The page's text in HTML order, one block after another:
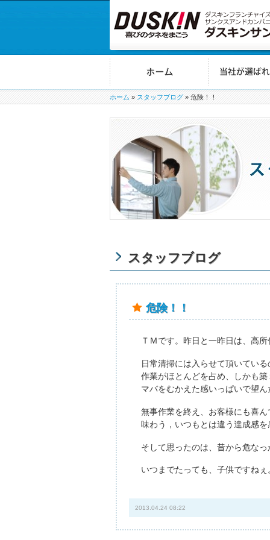
ホーム » スタッフブログ » 危険！！
スタッフブログ
危険！！
ＴＭです。昨日と一昨日は、高
日常清掃には入らせて頂いてい
作業がほとんどを占め、しかも
マバをむかえた感いっぱいで望
無事作業を終え、お客様にも喜
味わう，いつもとは違う達成感
そして思ったのは、昔から危な
いつまでたっても、子供ですねぇ
2013.04.24 08:22